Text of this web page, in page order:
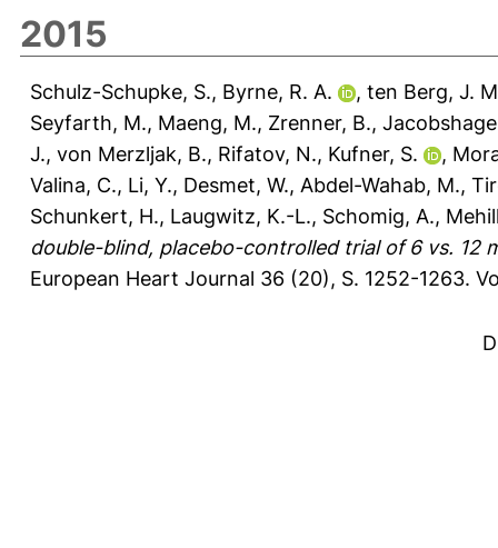
2015
Schulz-Schupke, S., Byrne, R. A. , ten Berg, J.
Seyfarth, M., Maeng, M., Zrenner, B.,
J., von Merzljak, B., Rifatov, N., Kufner, S. ,
Valina, C., Li, Y., Desmet, W., Abdel-Wahab, M.,
Schunkert, H., Laugwitz, K.-L., Schomig, A.,
double-blind, placebo-controlled trial of 6 vs.
European Heart Journal 36 (20), S. 1252-1263.